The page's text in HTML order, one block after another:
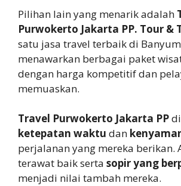
Pilihan lain yang menarik adalah
Purwokerto Jakarta PP. Tour &
satu jasa travel terbaik di
menawarkan berbagai paket
dengan harga kompetitif dan
memuaskan.
Travel Purwokerto Jakarta PP
ketepatan waktu dan
perjalanan yang mereka berikan.
terawat baik serta sopir yang
menjadi nilai tambah mereka.